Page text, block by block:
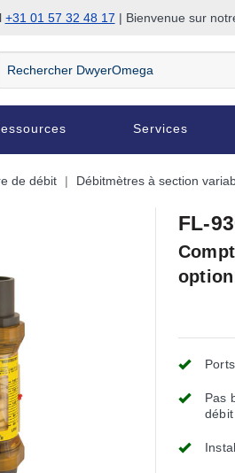
+31 01 57 32 48 17 | Bienvenue sur
DwyerOmega
Services
de débit Débitmètres à section
FL-
Pas
débit